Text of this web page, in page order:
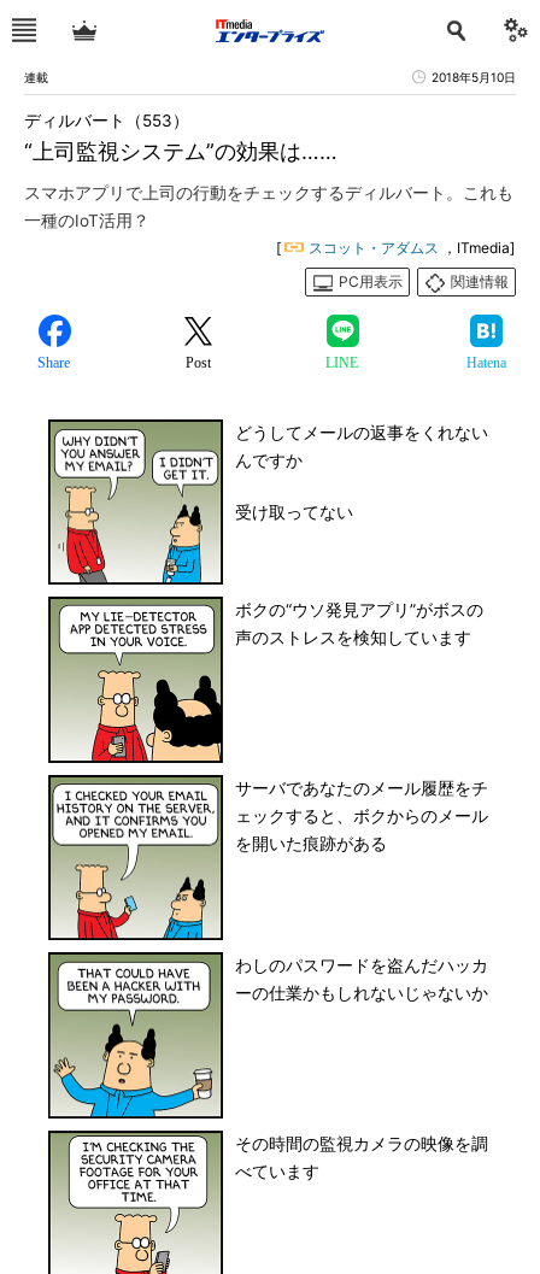
連載 2018年5月10日
“上司監視システム”の効果は……
ディルバート（553）
スマホアプリで上司の行動をチェックするディルバート。これも
一種のIoT活用？
[ スコット・アダムス ，ITmedia]
PC用表示
関連情報
Share Post LINE Hatena
どうしてメールの返事をくれない
んですか
受け取ってない
ボクの“ウソ発見アプリ”がボスの
声のストレスを検知しています
サーバであなたのメール履歴をチ
ェックすると、ボクからのメール
を開いた痕跡がある
わしのパスワードを盗んだハッカ
ーの仕業かもしれないじゃないか
その時間の監視カメラの映像を調
べています